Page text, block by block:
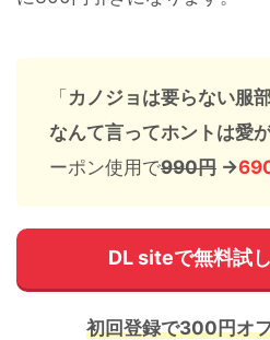
「カノジョは要らない服
なんて言ってホントは愛
ーポン使用で990円 →
DL siteで無料試
初回登録で300円オ